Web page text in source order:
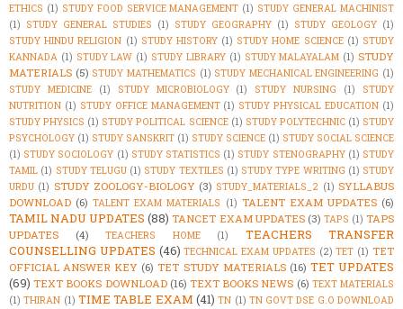
ETHICS (1) STUDY FOOD SERVICE MANAGEMENT (1) STUDY GENERAL MACHINIST
(1) STUDY GENERAL STUDIES (1) STUDY GEOGRAPHY (1) STUDY GEOLOGY (1)
STUDY HINDU RELIGION (1) STUDY HISTORY (1) STUDY HOME SCIENCE (1) STUDY
KANNADA (1) STUDY LAW (1) STUDY LIBRARY (1) STUDY MALAYALAM (1) STUDY
MATERIALS (5) STUDY MATHEMATICS (1) STUDY MECHANICAL ENGINEERING (1)
STUDY MEDICINE
(1) STUDY MICROBIOLOGY (1) STUDY NURSING (1)
STUDY
NUTRITION (1) STUDY OFFICE MANAGEMENT (1) STUDY PHYSICAL EDUCATION (1)
STUDY PHYSICS (1) STUDY POLITICAL SCIENCE (1) STUDY POLYTECHNIC (1) STUDY
PSYCHOLOGY (1) STUDY SANSKRIT (1) STUDY SCIENCE (1) STUDY SOCIAL SCIENCE
(1) STUDY SOCIOLOGY (1) STUDY STATISTICS (1) STUDY STENOGRAPHY (1) STUDY
TAMIL (1) STUDY TELUGU (1) STUDY TEXTILES (1) STUDY TYPE WRITING (1) STUDY
URDU (1) STUDY ZOOLOGY-BIOLOGY (3) STUDY_MATERIALS_2 (1) SYLLABUS
DOWNLOAD (6) TALENT EXAM MATERIALS (1) TALENT EXAM UPDATES (6)
TAMIL NADU UPDATES (88) TANCET EXAM UPDATES (3) TAPS (1) TAPS
UPDATES
(4) TEACHERS HOME (1)
TEACHERS TRANSFER
COUNSELLING UPDATES (46) TECHNICAL EXAM UPDATES (2) TET (1) TET
OFFICIAL ANSWER KEY (6) TET STUDY MATERIALS (16) TET UPDATES
(69) TEXT BOOKS DOWNLOAD (16) TEXT BOOKS NEWS (6) TEXT MATERIALS
(1) THIRAN (1) TIME TABLE EXAM (41) TN (1) TN GOVT DSE G.O DOWNLOAD